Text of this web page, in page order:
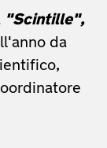
"Scintille",
da